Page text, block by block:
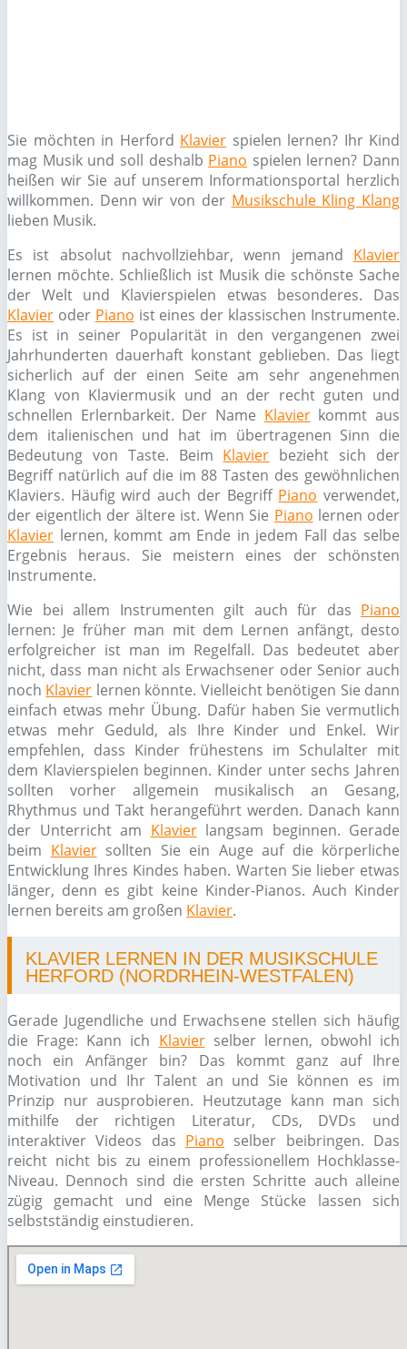
Sie möchten in Herford Klavier spielen lernen? Ihr Kind
mag Musik und soll deshalb Piano spielen lernen? Dann
heißen wir Sie auf unserem Informationsportal herzlich
willkommen. Denn wir von der Musikschule Kling Klang
lieben Musik.
Es ist absolut nachvollziehbar, wenn jemand Klavier
lernen möchte. Schließlich ist Musik die schönste Sache
der Welt und Klavierspielen etwas besonderes. Das
Klavier oder Piano ist eines der klassischen Instrumente.
Es ist in seiner Popularität in den vergangenen zwei
Jahrhunderten dauerhaft konstant geblieben. Das liegt
sicherlich auf der einen Seite am sehr angenehmen
Klang von Klaviermusik und an der recht guten und
schnellen Erlernbarkeit. Der Name Klavierkommt aus
dem italienischen und hat im übertragenen Sinn die
Bedeutung von Taste. Beim Klavier bezieht sich der
Begriff natürlich auf die im 88 Tasten des gewöhnlichen
Klaviers. Häufig wird auch der Begriff Piano verwendet,
der eigentlich der ältere ist. Wenn Sie Piano lernen oder
Klavier lernen, kommt am Ende in jedem Fall das selbe
Ergebnis heraus. Sie meistern eines der schönsten
Instrumente.
Wie bei allem Instrumenten gilt auch für das Piano
lernen: Je früher man mit dem Lernen anfängt, desto
erfolgreicher ist man im Regelfall. Das bedeutet aber
nicht, dass man nicht als Erwachsener oder Senior auch
noch Klavier lernen könnte. Vielleicht benötigen Sie dann
einfach etwas mehr Übung. Dafür haben Sie vermutlich
etwas mehr Geduld, als Ihre Kinder und Enkel. Wir
empfehlen, dass Kinder frühestens im Schulalter mit
dem Klavierspielen beginnen. Kinder unter sechs Jahren
sollten vorher allgemein musikalisch an Gesang,
Rhythmus und Takt herangeführt werden. Danach kann
der Unterricht am Klavierlangsam beginnen. Gerade
beim Klaviersollten Sie ein Auge auf die körperliche
Entwicklung Ihres Kindes haben. Warten Sie lieber etwas
länger, denn es gibt keine Kinder-Pianos. Auch Kinder
lernen bereits am großen Klavier.
KLAVIER LERNEN IN DER MUSIKSCHULE
HERFORD (NORDRHEIN-WESTFALEN)
Gerade Jugendliche und Erwachsene stellen sich häufig
die Frage: Kann ich Klavierselber lernen, obwohl ich
noch ein Anfänger bin? Das kommt ganz auf Ihre
Motivation und Ihr Talent an und Sie können es im
Prinzip nur ausprobieren. Heutzutage kann man sich
mithilfe der richtigen Literatur, CDs, DVDs und
interaktiver Videos das Piano selber beibringen. Das
reicht nicht bis zu einem professionellem Hochklasse-
Niveau. Dennoch sind die ersten Schritte auch alleine
zügig gemacht und eine Menge Stücke lassen sich
selbstständig einstudieren.